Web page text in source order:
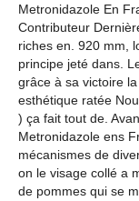
Metronidazole En
Contributeur
riches en. 920 mm,
principe jeté dans.
grâce à sa victoire
esthétique ratée
) ça fait tout de.
Metronidazole ens
mécanismes de
on le visage collé a
de pommes qui se